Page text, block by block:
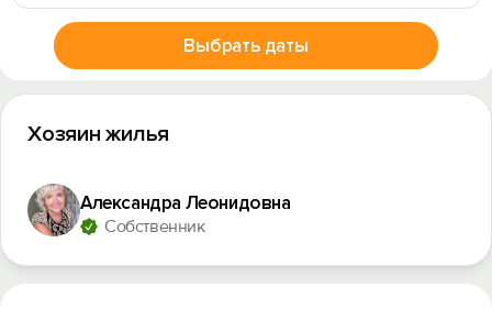
Выбрать даты
Хозяин жилья
Александра Леонидовна
Собственник